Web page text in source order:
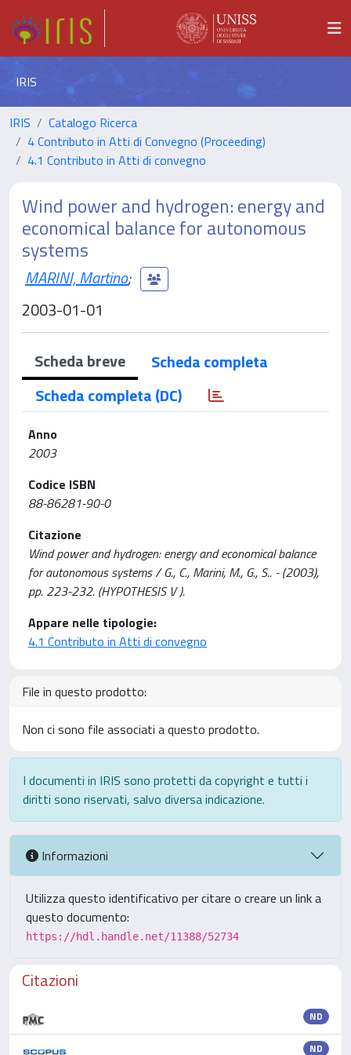
IRIS
IRIS
Catalogo Ricerca
4 Contributo in Atti di Convegno (Proceeding)
4.1 Contributo in Atti di convegno
Wind power and hydrogen: energy and
economical balance for autonomous
systems
MARINI, Martino;
2003-01-01
Scheda breve
Scheda completa
Scheda completa (DC)
Anno
2003
Codice ISBN
88-86281-90-0
Citazione
Wind power and hydrogen: energy and economical balance
for autonomous systems / G., C., Marini, M., G., S.. - (2003),
pp. 223-232. (HYPOTHESIS V ).
Appare nelle tipologie:
4.1 Contributo in Atti di convegno
File in questo prodotto:
Non ci sono file associati a questo prodotto.
I documenti in IRIS sono protetti da copyright e tutti i
diritti sono riservati, salvo diversa indicazione.
Informazioni
Utilizza questo identificativo per citare o creare un link a
questo documento:
https://hdl.handle.net/11388/52734
Citazioni
ND
ND